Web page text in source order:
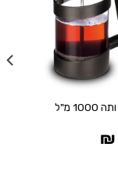
WISHLIST
בוכנת קפה ותה 1000 מ"ל
₪